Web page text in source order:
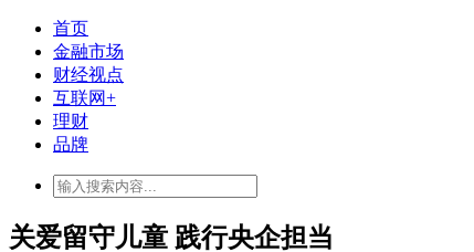
首页
金融市场
财经视点
互联网+
理财
品牌
关爱留守儿童 践行央企担当